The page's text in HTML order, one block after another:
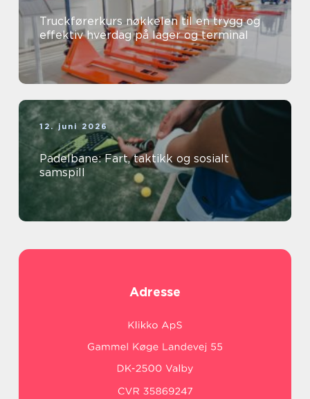
Truckførerkurs nøkkelen til en trygg og
effektiv hverdag på lager og terminal
12. juni 2026
Padelbane: Fart, taktikk og sosialt
samspill
Adresse